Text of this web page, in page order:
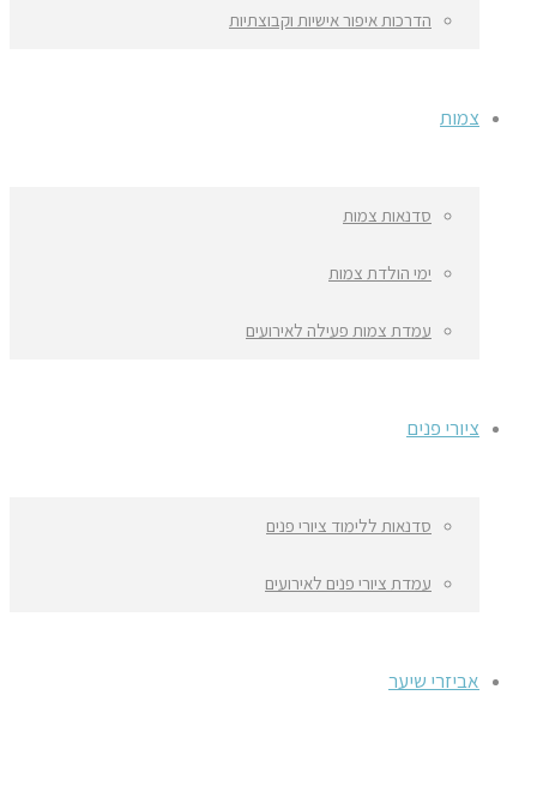
הדרכות איפור אישיות וקבוצתיות
צמות
סדנאות צמות
ימי הולדת צמות
עמדת צמות פעילה לאירועים
ציורי פנים
סדנאות ללימוד ציורי פנים
עמדת ציורי פנים לאירועים
אביזרי שיער